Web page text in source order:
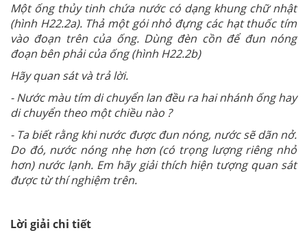
Một ống thủy tinh chứa nước có dạng khung chữ nhật
(hình H22.2a). Thả một gói nhỏ đựng các hạt thuốc tím
vào đoạn trên của ống. Dùng đèn cồn để đun nóng
đoạn bên phải của ống (hình H22.2b)
Hãy quan sát và trả lời.
- Nước màu tím di chuyển lan đều ra hai nhánh ống hay
di chuyển theo một chiều nào ?
- Ta biết rằng khi nước được đun nóng, nước sẽ dãn nở.
Do đó, nước nóng nhẹ hơn (có trọng lượng riêng nhỏ
hơn) nước lạnh. Em hãy giải thích hiện tượng quan sát
được từ thí nghiệm trên.
Lời giải chi tiết